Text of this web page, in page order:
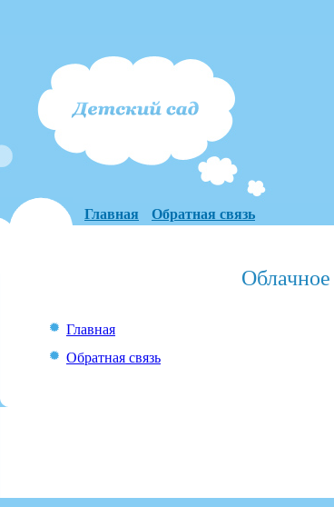
Главная Обратная связь
Главная
Обратная связь